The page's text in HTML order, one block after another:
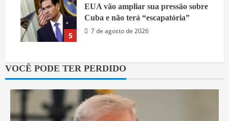
5
EUA vão ampliar sua pressão sobre
Cuba e não terá “escapatória”
7 de agosto de 2026
VOCÊ PODE TER PERDIDO